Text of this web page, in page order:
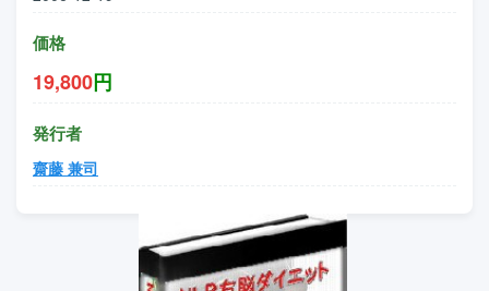
価格
19,800円
発行者
齋藤 兼司